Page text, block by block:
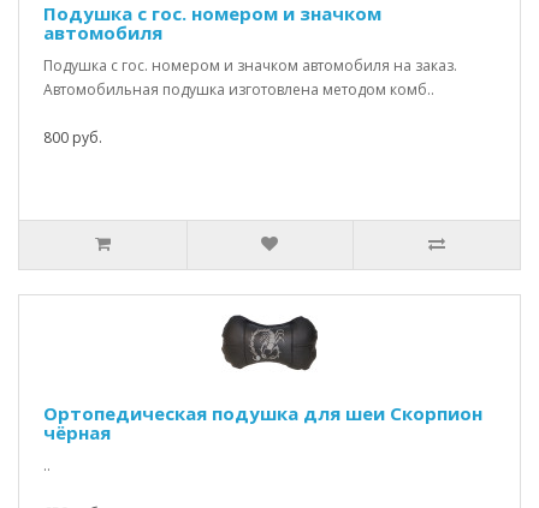
Подушка с гос. номером и значком
автомобиля
Подушка с гос. номером и значком автомобиля на заказ.
Автомобильная подушка изготовлена методом комб..
800 руб.
Ортопедическая подушка для шеи Скорпион
чёрная
..